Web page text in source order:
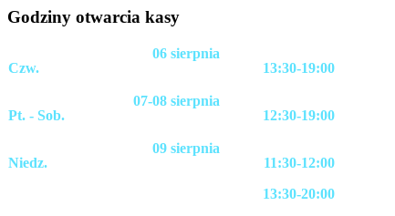
Godziny otwarcia kasy
Czw.
06 sierpnia
13:30-19:00
Pt. - Sob.
07-08 sierpnia
12:30-19:00
Niedz.
09 sierpnia
11:30-12:00
13:30-20:00